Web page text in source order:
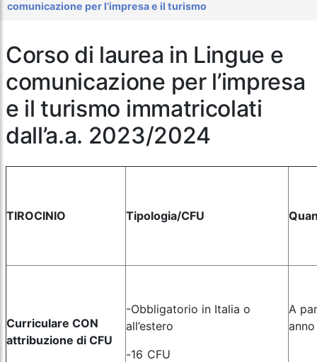
comunicazione per l’impresa e il turismo
Corso di laurea in Lingue e
comunicazione per l’impresa
e il turismo immatricolati
dall’a.a. 2023/2024
TIROCINIO Tipologia/CFU
Curriculare CON
attribuzione di CFU
-Obbligatorio in Italia o
all’estero
-16 CFU
A
anno